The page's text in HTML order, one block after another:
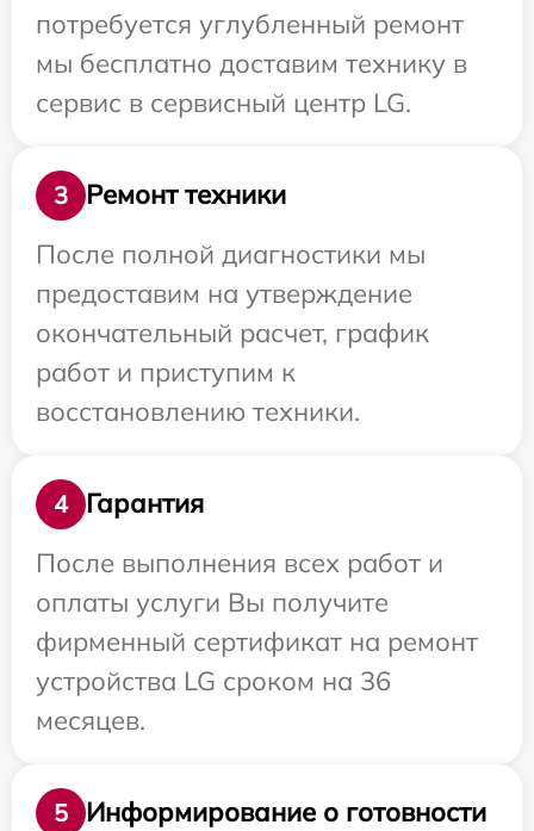
потребуется углубленный ремонт
мы бесплатно доставим технику в
сервис в сервисный центр LG.
3
Ремонт техники
После полной диагностики мы
предоставим на утверждение
окончательный расчет, график
работ и приступим к
восстановлению техники.
4
Гарантия
После выполнения всех работ и
оплаты услуги Вы получите
фирменный сертификат на ремонт
устройства LG сроком на 36
месяцев.
5
Информирование о готовности